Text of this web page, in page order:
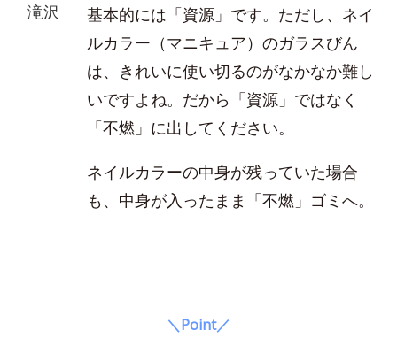
滝沢
基本的には「資源」です。ただし、ネイ
ルカラー（マニキュア）のガラスびん
は、きれいに使い切るのがなかなか難し
いですよね。だから「資源」ではなく
「不燃」に出してください。
ネイルカラーの中身が残っていた場合
も、中身が入ったまま「不燃」ゴミへ。
＼Point／